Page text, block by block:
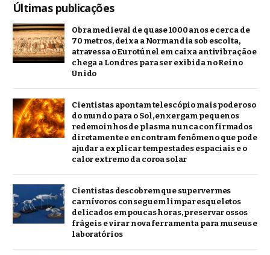
Últimas publicações
Obra medieval de quase 1000 anos e cerca de
70 metros, deixa a Normandia sob escolta,
atravessa o Eurotúnel em caixa antivibração e
chega a Londres para ser exibida no Reino
Unido
Cientistas apontam telescópio mais poderoso
do mundo para o Sol, enxergam pequenos
redemoinhos de plasma nunca confirmados
diretamente e encontram fenômeno que pode
ajudar a explicar tempestades espaciais e o
calor extremo da coroa solar
Cientistas descobrem que supervermes
carnívoros conseguem limpar esqueletos
delicados em poucas horas, preservar ossos
frágeis e virar nova ferramenta para museus e
laboratórios